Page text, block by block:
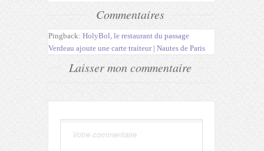
Commentaires
Pingback: HolyBol, le restaurant du passage
Verdeau ajoute une carte traiteur | Nautes de Paris
Laisser mon commentaire